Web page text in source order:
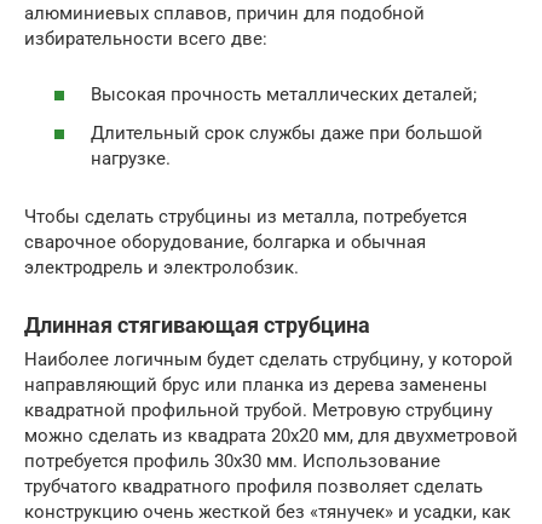
алюминиевых сплавов, причин для подобной
избирательности всего две:
Высокая прочность металлических деталей;
Длительный срок службы даже при большой
нагрузке.
Чтобы сделать струбцины из металла, потребуется
сварочное оборудование, болгарка и обычная
электродрель и электролобзик.
Длинная стягивающая струбцина
Наиболее логичным будет сделать струбцину, у которой
направляющий брус или планка из дерева заменены
квадратной профильной трубой. Метровую струбцину
можно сделать из квадрата 20х20 мм, для двухметровой
потребуется профиль 30х30 мм. Использование
трубчатого квадратного профиля позволяет сделать
конструкцию очень жесткой без «тянучек» и усадки, как